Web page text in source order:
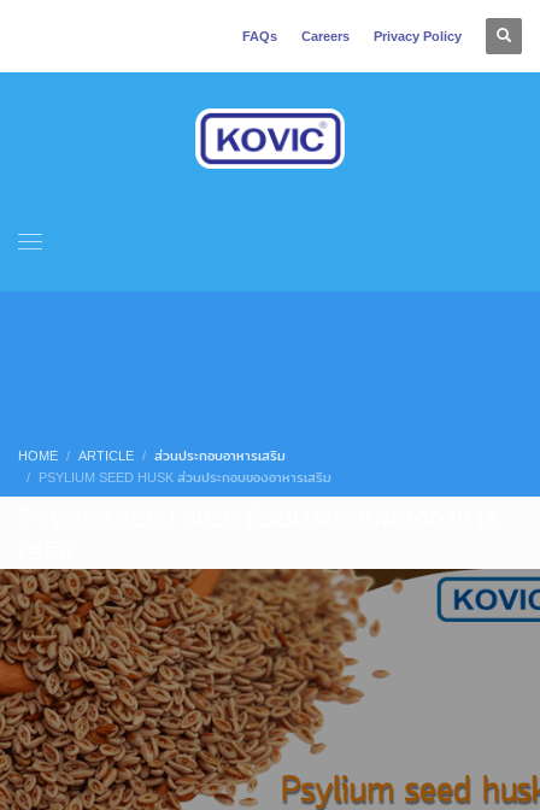
FAQs Careers Privacy Policy
HOME ARTICLE
ส่วนประกอบอาหารเสริม
PSYLIUM SEED HUSK ส่วนประกอบของอาหารเสริม